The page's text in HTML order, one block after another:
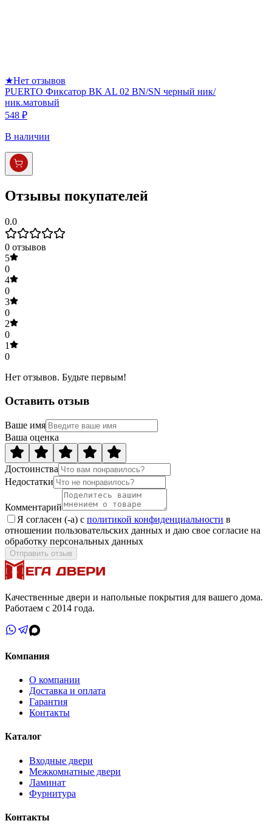
★Нет отзывов
PUERTO Фиксатор BK AL 02 BN/SN черный ник/
ник.матовый
548 ₽
В наличии
Отзывы покупателей
0.0
0 отзывов
5
0
4
0
3
0
2
0
1
0
Нет отзывов. Будьте первым!
Оставить отзыв
Ваше имя
Ваша оценка
Достоинства
Недостатки
Комментарий
Я согласен (-а) с политикой конфиденциальности в
отношении пользовательских данных и даю свое согласие на
обработку персональных данных
Отправить отзыв
Качественные двери и напольные покрытия для вашего дома.
Работаем с 2014 года.
Компания
О компании
Доставка и оплата
Гарантия
Контакты
Каталог
Входные двери
Межкомнатные двери
Ламинат
Фурнитура
Контакты